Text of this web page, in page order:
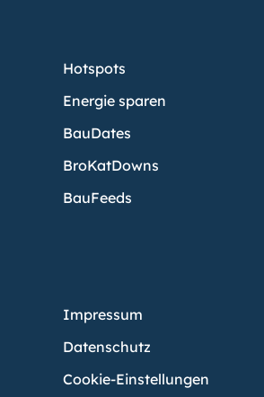
Hotspots
Energie sparen
BauDates
BroKatDowns
BauFeeds
Impressum
Datenschutz
Cookie-Einstellungen